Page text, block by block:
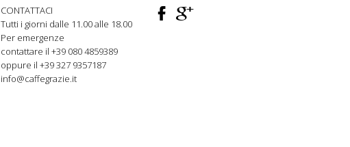
CONTATTACI
Tutti i giorni dalle 11.00 alle 18.00
Per emergenze
contattare il +39 0804859389
oppure il +39 327 9357187
info@caffegrazie.it
F ì